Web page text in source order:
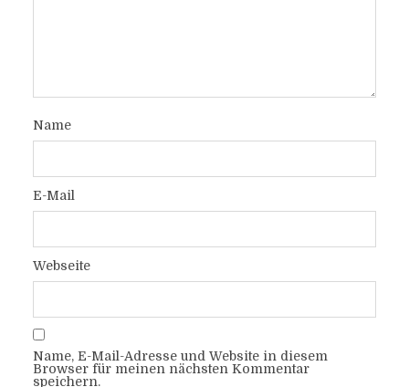
Name
E-Mail
Webseite
Name, E-Mail-Adresse und Website in diesem
Browser für meinen nächsten Kommentar
speichern.